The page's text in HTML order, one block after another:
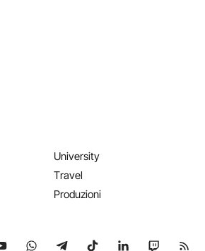
University
Travel
Produzioni
su X su YouTube
Seguici su WhatsApp
Seguici su Telegram
Seguici su TikTok
Seguici su
Seguici